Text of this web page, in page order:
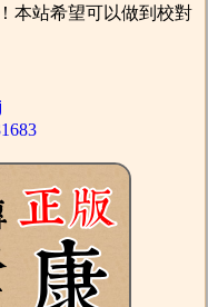
本站希望可以做到校對